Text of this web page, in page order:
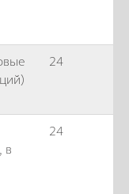
24
в
24